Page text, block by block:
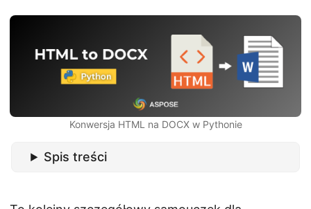
Konwersja HTML na DOCX w Pythonie
Spis treści